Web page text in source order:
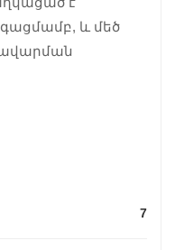
և մեծ
7